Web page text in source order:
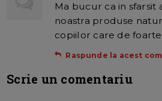
Ma bucur ca in sfarsit
noastra produse
copiilor care de
Raspunde la acest
Scrie un comentariu